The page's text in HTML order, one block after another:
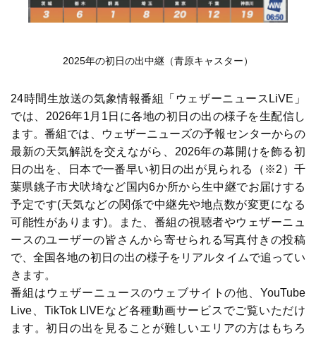
2025年の初日の出中継（青原キャスター）
24時間生放送の気象情報番組「ウェザーニュースLiVE」
では、2026年1月1日に各地の初日の出の様子を生配信し
ます。番組では、ウェザーニューズの予報センターからの
最新の天気解説を交えながら、2026年の幕開けを飾る初
日の出を、日本で一番早い初日の出が見られる（※2）千
葉県銚子市犬吠埼など国内6か所から生中継でお届けする
予定です(天気などの関係で中継先や地点数が変更になる
可能性があります)。また、番組の視聴者やウェザーニュ
ースのユーザーの皆さんから寄せられる写真付きの投稿
で、全国各地の初日の出の様子をリアルタイムで追ってい
きます。
番組はウェザーニュースのウェブサイトの他、YouTube
Live、TikTok LIVEなど各種動画サービスでご覧いただけ
ます。初日の出を見ることが難しいエリアの方はもちろ